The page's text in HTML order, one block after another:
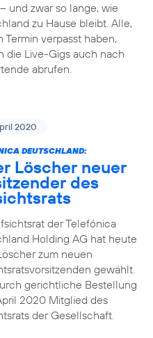
und zwar so lange, wie
zu Hause bleibt. Alle,
Termin verpasst haben,
die Live-Gigs auch nach
abrufen.
2020
DEUTSCHLAND:
Löscher neuer
des
der Telefónica
Holding AG hat heute
zum neuen
gewählt.
gerichtliche Bestellung
2020 Mitglied des
der Gesellschaft.